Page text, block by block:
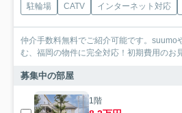
駐輪場 CATV インターネット対応
仲介手数料無料でご紹介可能です。suumo
む、福岡の物件に完全対応！初期費用のお
募集中の部屋
1階